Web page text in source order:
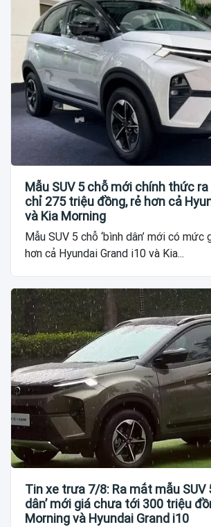
Mẫu SUV 5 chỗ mới chính thức
chỉ 275 triệu đồng, rẻ hơn cả
và Kia Morning
Mẫu SUV 5 chỗ ‘bình dân’ mới có
hơn cả Hyundai Grand i10 và Kia...
Tin xe trưa 7/8: Ra mắt mẫu SUV
dân’ mới giá chưa tới 300 triệu
Morning và Hyundai Grand i10